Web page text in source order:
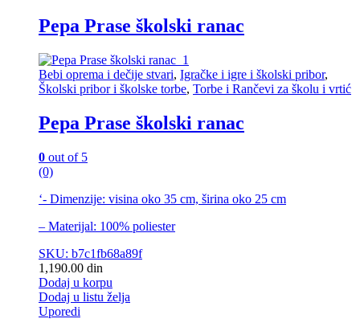
Pepa Prase školski ranac
Bebi oprema i dečije stvari, Igračke i igre i školski pribor,
Školski pribor i školske torbe, Torbe i Rančevi za školu i vrtić
Pepa Prase školski ranac
0 out of 5
(0)
‘- Dimenzije: visina oko 35 cm, širina oko 25 cm
– Materijal: 100% poliester
SKU: b7c1fb68a89f
1,190.00 din
Dodaj u korpu
Dodaj u listu želja
Uporedi